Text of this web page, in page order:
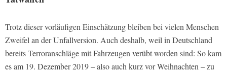
Trotz dieser vorläufigen Einschätzung bleiben bei vielen Menschen
Zweifel an der Unfallversion. Auch deshalb, weil in Deutschland
bereits Terroranschläge mit Fahrzeugen verübt worden sind: So kam
es am 19. Dezember 2019 – also auch kurz vor Weihnachten – zu